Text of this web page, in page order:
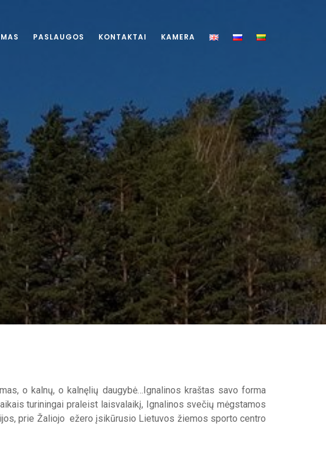
PASLAUGOS KONTAKTAI KAMERA
o kalnų, o kalnęlių daugybė…Ignalinos kraštas savo forma
turiningai praleist laisvalaikį, Ignalinos svečių mėgstamos
prie Žaliojo ežero įsikūrusio Lietuvos žiemos sporto centro